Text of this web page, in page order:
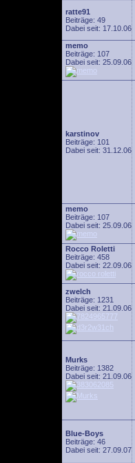
ratte91
Beiträge: 49
Dabei seit: 17.10.06
memo
Beiträge: 107
Dabei seit: 25.09.06
karstinov
Beiträge: 101
Dabei seit: 31.12.06
memo
Beiträge: 107
Dabei seit: 25.09.06
Rocco Roletti
Beiträge: 458
Dabei seit: 22.09.06
zwelch
Beiträge: 1231
Dabei seit: 21.09.06
Murks
Beiträge: 1382
Dabei seit: 21.09.06
Blue-Boys
Beiträge: 46
Dabei seit: 27.09.07